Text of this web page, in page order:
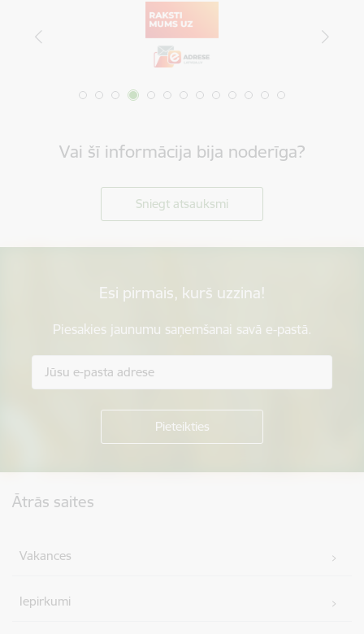
Vai šī informācija bija noderīga?
Sniegt atsauksmi
Esi pirmais, kurš uzzina!
Piesakies jaunumu saņemšanai savā e-pastā.
Ātrās saites
Vakances
Iepirkumi